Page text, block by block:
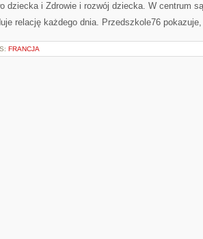
dziecka i Zdrowie i rozwój dziecka. W centrum
relację każdego dnia. Przedszkole76
FRANCJA